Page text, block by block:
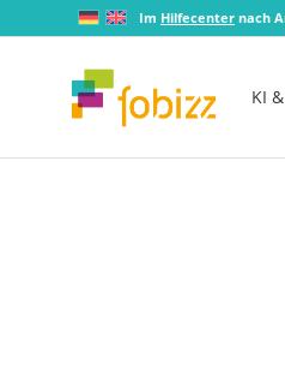
Im Hilfecenter nach
KI